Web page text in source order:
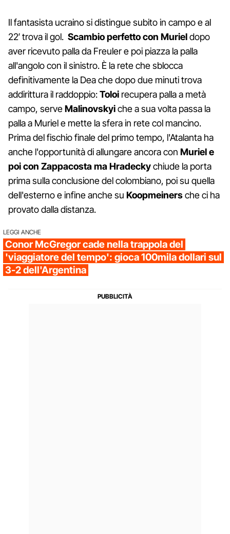
Il fantasista ucraino si distingue subito in campo e al
22′ trova il gol. Scambio perfetto con Murieldopo
aver ricevuto palla da Freuler e poi piazza la palla
all'angolo con il sinistro. È la rete che sblocca
definitivamente la Dea che dopo due minuti trova
addirittura il raddoppio:Toloi recupera palla a metà
campo, serveMalinovskyiche a sua volta passa la
palla a Muriel e mette la sfera in rete col mancino.
Prima del fischio finale del primo tempo, l'Atalanta ha
anche l'opportunità di allungare ancora con Muriel e
poi con Zappacosta ma Hradeckychiude la porta
prima sulla conclusione del colombiano, poi su quella
dell'esterno e infine anche su Koopmeinersche ci ha
provato dalla distanza.
LEGGI ANCHE
Conor McGregor cade nella trappola del
'viaggiatore del tempo': gioca 100mila dollari sul
3-2 dell'Argentina